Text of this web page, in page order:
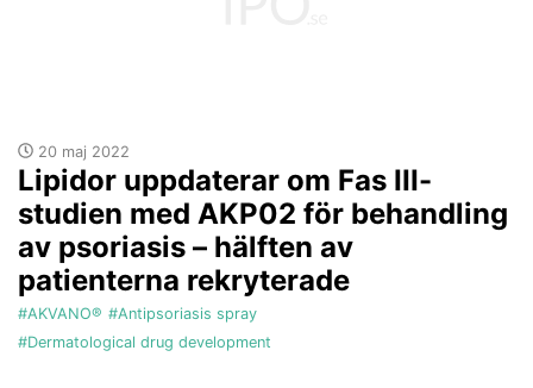
20 maj 2022
Lipidor uppdaterar om Fas III-
studien med AKP02 för behandling
av psoriasis – hälften av
patienterna rekryterade
#AKVANO® #Antipsoriasis spray
#Dermatological drug development